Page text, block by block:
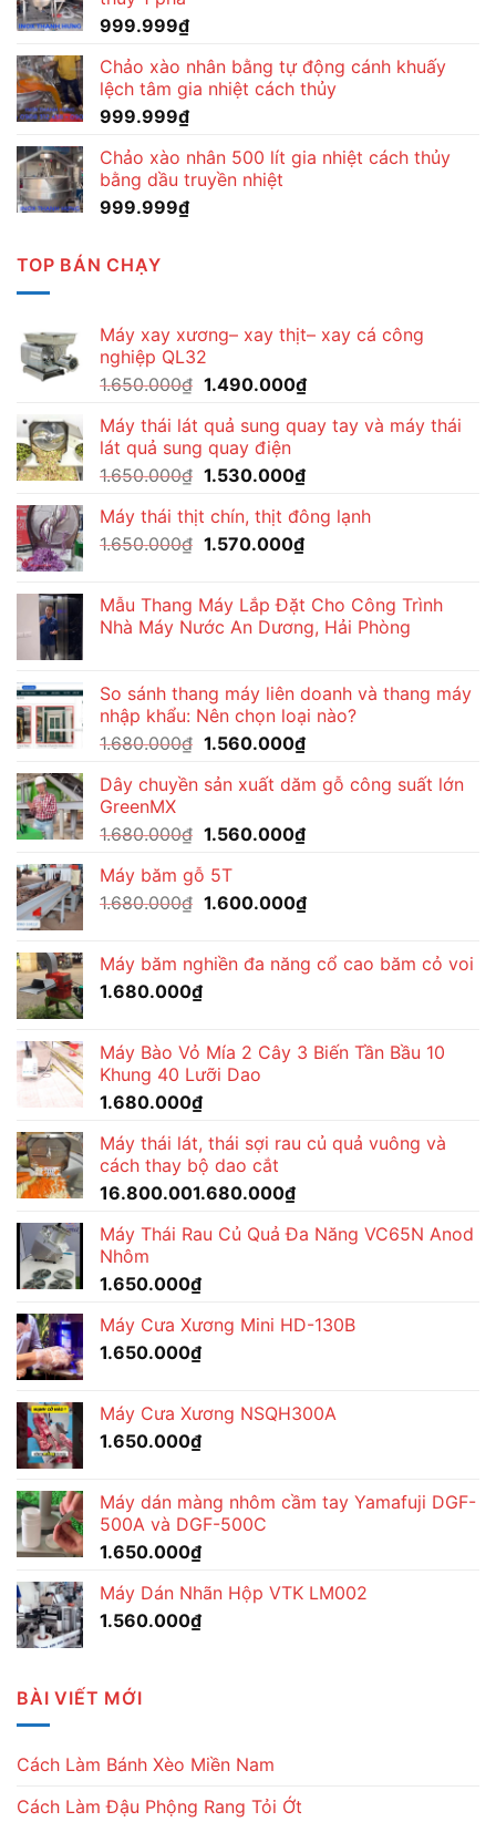
999.999₫
Chảo xào nhân bằng tự động cánh khuấy
lệch tâm gia nhiệt cách thủy
999.999₫
Chảo xào nhân 500 lít gia nhiệt cách thủy
bằng dầu truyền nhiệt
999.999₫
TOP BÁN CHẠY
Máy xay xương– xay thịt– xay cá công
nghiệp QL32
1.650.000₫ Giá
là:
1.650.000₫.
1.490.000₫Giá
tại
1.490.000₫.
Máy thái lát quả sung quay tay và máy thái
lát quả sung quay điện
1.650.000₫ Giá
là:
1.650.000₫.
1.530.000₫Giá
tại
là:
Máy thái thịt chín, thịt đông lạnh
1.650.000₫ Giá
1.650.000₫.
1.570.000₫Giá
là:
1.570.000₫.
Mẫu Thang Máy Lắp Đặt Cho Công Trình
Nhà Máy Nước An Dương, Hải Phòng
So sánh thang máy liên doanh và thang máy
nhập khẩu: Nên chọn loại nào?
1.680.000₫ Giá
là:
1.560.000₫Giá
tại
1.560.000₫.
Dây chuyền sản xuất dăm gỗ công suất lớn
GreenMX
1.680.000₫ Giá
là:
1.680.000₫.
1.560.000₫Giá
là:
Máy băm gỗ 5T
1.680.000₫ Giá
1.680.000₫.
1.600.000₫Giá
là:
Máy băm nghiền đa năng cổ cao băm cỏ voi
1.680.000₫
Máy Bào Vỏ Mía 2 Cây 3 Biến Tần Bầu 10
Khung 40 Lưỡi Dao
1.680.000₫
Máy thái lát, thái sợi rau củ quả vuông và
cách thay bộ dao cắt
16.800.001.680.000₫
Máy Thái Rau Củ Quả Đa Năng VC65N Anod
Nhôm
1.650.000₫
Máy Cưa Xương Mini HD-130B
1.650.000₫
Máy Cưa Xương NSQH300A
1.650.000₫
Máy dán màng nhôm cầm tay Yamafuji DGF-
500A và DGF-500C
1.650.000₫
Máy Dán Nhãn Hộp VTK LM002
1.560.000₫
BÀI VIẾT MỚI
Cách Làm Bánh Xèo Miền Nam
Cách Làm Đậu Phộng Rang Tỏi Ớt